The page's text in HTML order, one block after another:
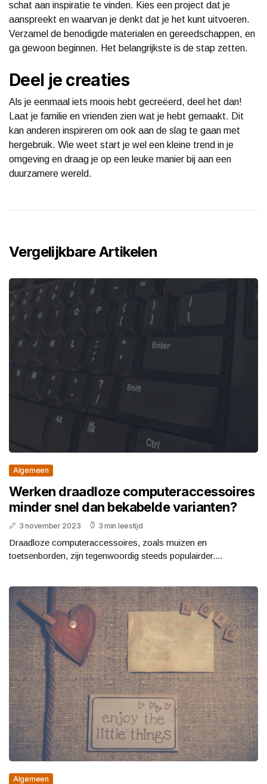
schat aan inspiratie te vinden. Kies een project dat je
aanspreekt en waarvan je denkt dat je het kunt uitvoeren.
Verzamel de benodigde materialen en gereedschappen, en
ga gewoon beginnen. Het belangrijkste is de stap zetten.
Deel je creaties
Als je eenmaal iets moois hebt gecreëerd, deel het dan!
Laat je familie en vrienden zien wat je hebt gemaakt. Dit
kan anderen inspireren om ook aan de slag te gaan met
hergebruik. Wie weet start je wel een kleine trend in je
omgeving en draag je op een leuke manier bij aan een
duurzamere wereld.
Vergelijkbare Artikelen
Algemeen
Werken draadloze computeraccessoires
minder snel dan bekabelde varianten?
3 november 2023 3 min leestijd
Draadloze computeraccessoires, zoals muizen en
toetsenborden, zijn tegenwoordig steeds populairder....
Algemeen